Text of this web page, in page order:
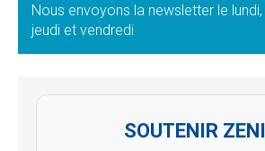
Nous envoyons la newsletter le
jeudi et vendredi
SOUTENIR